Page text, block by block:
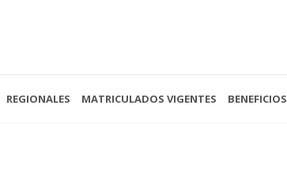
Av. 38 N°997 esq. 15
REGIONALES MATRICULADOS VIGENTES BENEFICIOS